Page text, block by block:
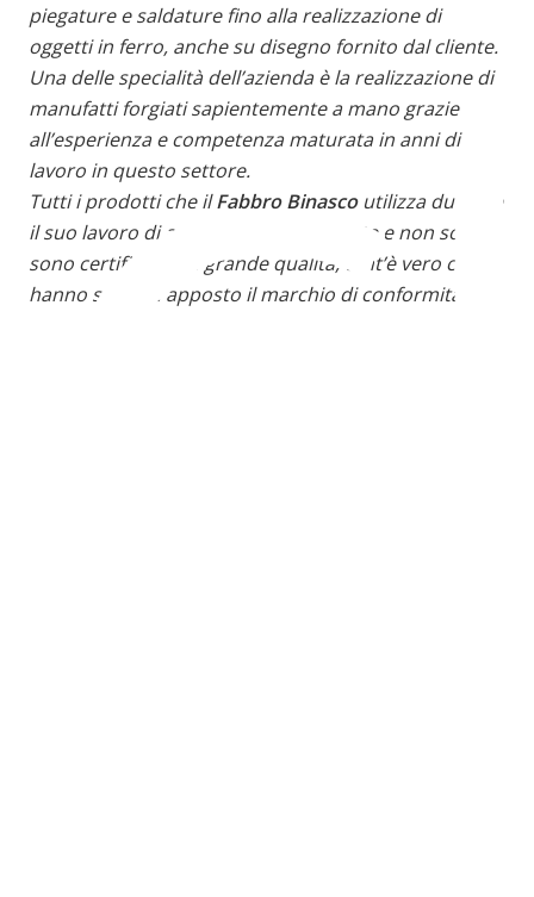
piegature e saldature fino alla realizzazione di
oggetti in ferro, anche su disegno fornito dal cliente.
Una delle specialità dell’azienda è la realizzazione di
manufatti forgiati sapientemente a mano grazie
all’esperienza e competenza maturata in anni di
lavoro in questo settore.
Tutti i prodotti che ilFabbro Binascoutilizza durante
il suo lavoro di apertura porte blindate e non solo,
sono certificati e di grande qualità, tant’è vero che
hanno sempre apposto il marchio di conformità CE.